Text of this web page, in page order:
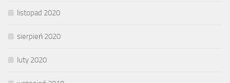
listopad 2020
sierpień 2020
luty 2020